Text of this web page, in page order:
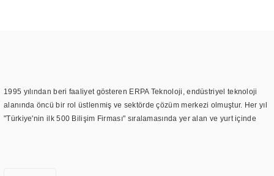
1995 yılından beri faaliyet gösteren ERPA Teknoloji, endüstriyel teknoloji
alanında öncü bir rol üstlenmiş ve sektörde çözüm merkezi olmuştur. Her yıl
"Türkiye'nin ilk 500 Bilişim Firması" sıralamasında yer alan ve yurt içinde